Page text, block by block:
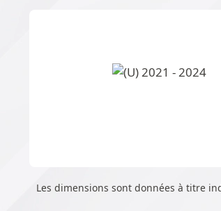
Les dimensions sont données à titre